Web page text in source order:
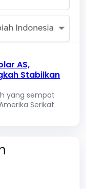
AS,
Stabilkan
yang sempat
Serikat